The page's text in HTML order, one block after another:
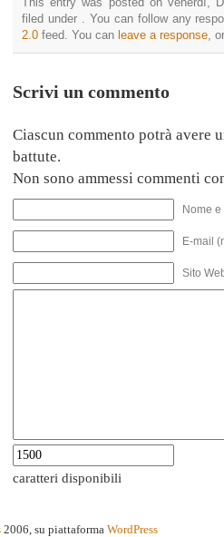
filed under . You can follow any
2.0 feed. You can leave a response,
Scrivi un commento
Ciascun commento potrà avere
battute.
Non sono ammessi commenti
Nome
E-mail
Sito
caratteri disponibili
2006, su piattaforma WordPress